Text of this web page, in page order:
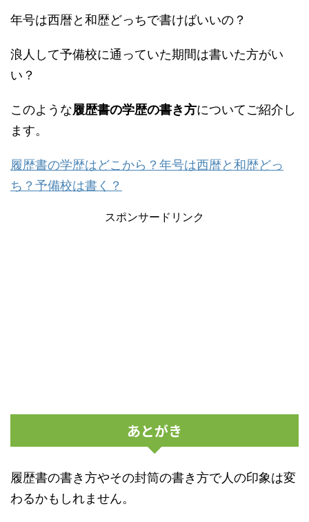
年号は西暦と和歴どっちで書けばいいの？
浪人して予備校に通っていた期間は書いた方がい
い？
このような履歴書の学歴の書き方についてご紹介し
ます。
履歴書の学歴はどこから？年号は西暦と和歴どっ
ち？予備校は書く？
スポンサードリンク
あとがき
履歴書の書き方やその封筒の書き方で人の印象は変
わるかもしれません。